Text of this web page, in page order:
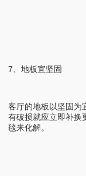
7、地板宜坚固
客厅的地板以坚固为
有破损就应立即补换
毯来化解。